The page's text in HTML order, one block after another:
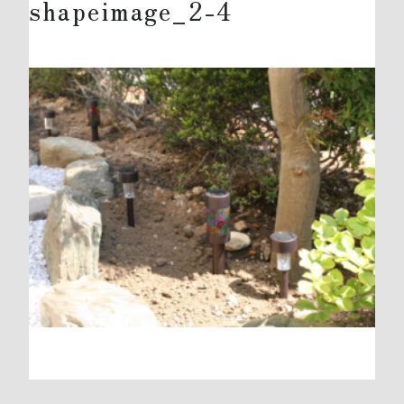
shapeimage_2-4